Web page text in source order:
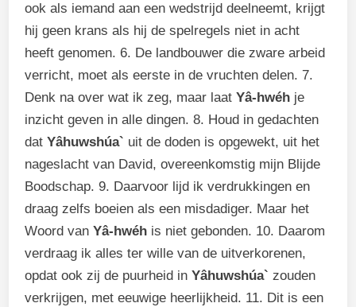
ook als iemand aan een wedstrijd deelneemt, krijgt
hij geen krans als hij de spelregels niet in acht
heeft genomen. 6. De landbouwer die zware arbeid
verricht, moet als eerste in de vruchten delen. 7.
Denk na over wat ik zeg, maar laatYâ-hwéh je
inzicht geven in alle dingen. 8. Houd in gedachten
datYâhuwshúa` uit de doden is opgewekt, uit het
nageslacht van David, overeenkomstig mijn Blijde
Boodschap. 9. Daarvoor lijd ik verdrukkingen en
draag zelfs boeien als een misdadiger. Maar het
Woord vanYâ-hwéh is niet gebonden. 10. Daarom
verdraag ik alles ter wille van de uitverkorenen,
opdat ook zij de puurheid inYâhuwshúa` zouden
verkrijgen, met eeuwige heerlijkheid. 11. Dit is een